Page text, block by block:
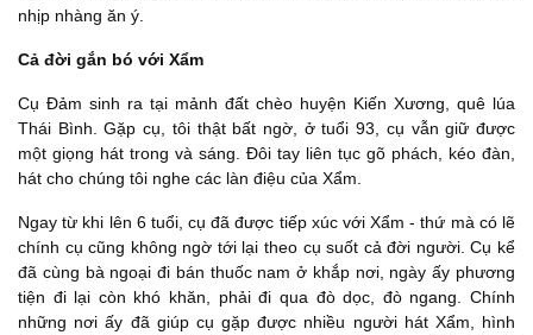
nhịp nhàng ăn ý.
Cả đời gắn bó với Xẩm
Cụ Đảm sinh ra tại mảnh đất chèo huyện Kiến Xương, quê lúa
Thái Bình. Gặp cụ, tôi thật bất ngờ, ở tuổi 93, cụ vẫn giữ được
một giọng hát trong và sáng. Đôi tay liên tục gõ phách, kéo đàn,
hát cho chúng tôi nghe các làn điệu của Xẩm.
Ngay từ khi lên 6 tuổi, cụ đã được tiếp xúc với Xẩm - thứ mà có lẽ
chính cụ cũng không ngờ tới lại theo cụ suốt cả đời người. Cụ kể
đã cùng bà ngoại đi bán thuốc nam ở khắp nơi, ngày ấy phương
tiện đi lại còn khó khăn, phải đi qua đò dọc, đò ngang. Chính
những nơi ấy đã giúp cụ gặp được nhiều người hát Xẩm, hình